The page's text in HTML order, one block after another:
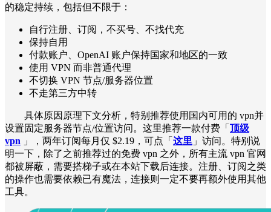
的稳定持续，包括但不限于：
自行注册、订阅，不买号、不找代充
保持自用
付款账户、OpenAI 账户保持国家和地区的一致
使用 VPN 而非普通代理
不切换 VPN 节点/服务器位置
不走第三方中转
具体原因原理下文分析，特别推荐使用国内可用的 vpn并
设置固定服务器节点/位置访问。这里推荐一款付费「 顶级
vpn 」，两年订阅每月仅 $2.19，可点「 这里 」访问。特别说
明一下，除了之前推荐过的免费 vpn 之外，所有主流 vpn 官网
都被屏蔽，需要搭梯子或在本站下载后连接。注册、订阅之类
的操作也需要依赖已有魔法，连接则一定不要再额外使用其他
工具。